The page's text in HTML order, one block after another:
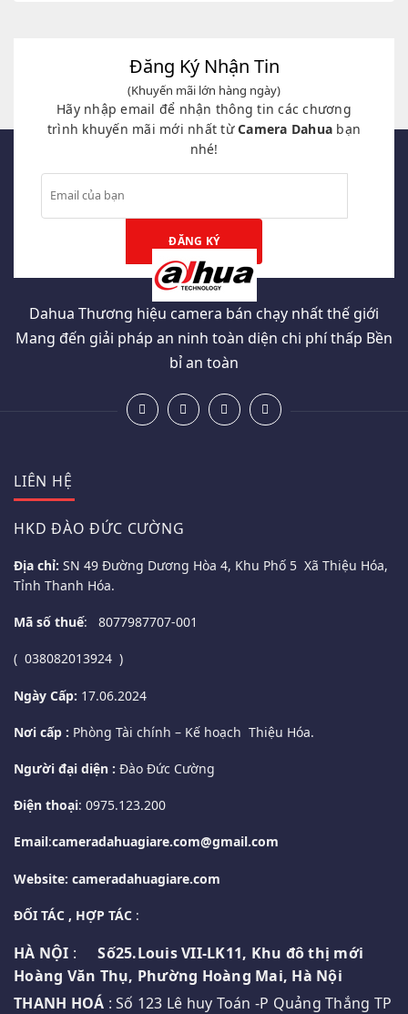
Đăng Ký Nhận Tin
(Khuyến mãi lớn hàng ngày)
Hãy nhập email để nhận thông tin các chương
trình khuyến mãi mới nhất từCamera Dahua bạn
nhé!
Dahua Thương hiệu camera bán chạy nhất thế giới
Mang đến giải pháp an ninh toàn diện chi phí thấp Bền
bỉ an toàn
LIÊN HỆ
HKD ĐÀO ĐỨC CƯỜNG
Địa chỉ: SN 49 Đường Dương Hòa 4, Khu Phố 5 Xã Thiệu Hóa,
Tỉnh Thanh Hóa.
Mã số thuế: 8077987707-001
( 038082013924 )
Ngày Cấp: 17.06.2024
Nơi cấp : Phòng Tài chính – Kế hoạch Thiệu Hóa.
Người đại diện : Đào Đức Cường
Điện thoại: 0975.123.200
Email:cameradahuagiare.com@gmail.com
Website: cameradahuagiare.com
ĐỐI TÁC , HỢP TÁC :
HÀ NỘI :
Số25.Louis VII-LK11, Khu đô thị mới
Hoàng Văn Thụ, Phường Hoàng Mai, Hà Nội
THANH HOÁ : Số 123 Lê huy Toán -P Quảng Thắng TP